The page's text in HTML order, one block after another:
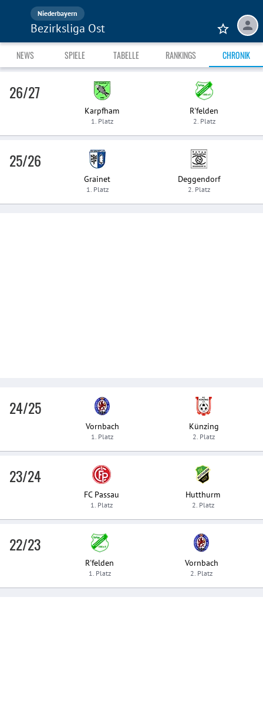
Niederbayern
Bezirksliga Ost
NEWS SPIELE TABELLE RANKINGS CHRONIK
26/27
Karpfham
1. Platz
R'felden
2. Platz
25/26
Grainet
1. Platz
Deggendorf
2. Platz
24/25
Vornbach
1. Platz
Künzing
2. Platz
23/24
FC Passau
1. Platz
Hutthurm
2. Platz
22/23
R'felden
1. Platz
Vornbach
2. Platz